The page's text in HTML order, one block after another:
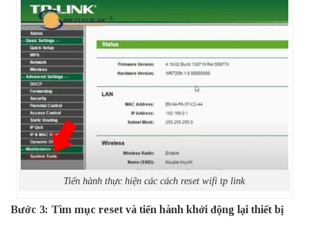
Tiến hành thực hiện các cách reset wifi tp link
Bước 3: Tìm mục reset và tiến hành khởi động lại thiết bị